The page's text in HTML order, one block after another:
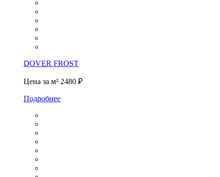
DOVER FROST
Цена за м² 2480 ₽
Подробнее